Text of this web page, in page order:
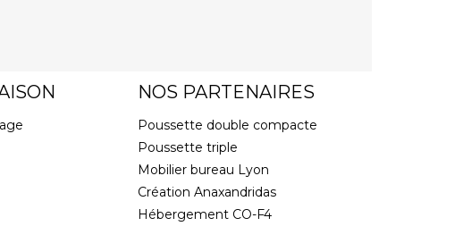
NOS PARTENAIRES
Poussette double compacte
Poussette triple
Mobilier bureau Lyon
Création Anaxandridas
Hébergement CO-F4